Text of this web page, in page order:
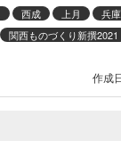
西成 上月
兵
関西ものづくり新撰2021
作成